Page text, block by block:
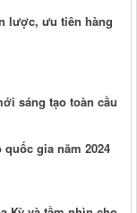
lược, ưu tiên hàng
sáng tạo toàn cầu
gia năm 2024